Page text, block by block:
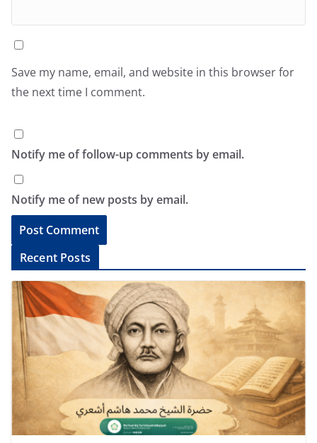
Save my name, email, and website in this browser for
the next time I comment.
Notify me of follow-up comments by email.
Notify me of new posts by email.
l
a
t
i
v
Recent Posts